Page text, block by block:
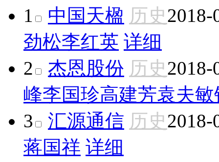
1
中国天楹 历史2018-
劲松李红英 详细
2
杰恩股份 历史2018-
峰李国珍高建芳袁夫敏
3
汇源通信 历史2018-
蒋国祥 详细